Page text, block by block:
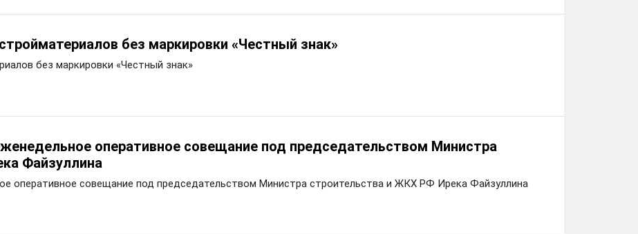
без маркировки «Честный знак»
без маркировки «Честный знак»
оперативное совещание под председательством Министра
Файзуллина
оперативное совещание под председательством Министра строительства и ЖКХ РФ Ирека Файзуллина